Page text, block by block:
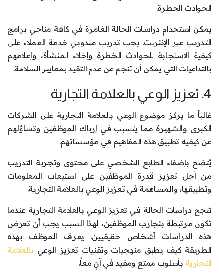
الحوادث الخطرة.
يمكن استخدام دراسات الحالة الغامرة في كافة مناحي برامج
التدريب عبر الإنترنت. يجب تدريب مندوبي خدمة العملاء على
كيفية الاستجابة للحوادث الخطرة وإخلاء المنشأة، وإعلامهم
بالتداعيات التي يمكن أن تنجم عن عدم التقيد بمعايير السلامة.
4. تعزيز الوعي بالعلامة التجارية
غالباً ما يركز موضوع الوعي بالعلامة التجارية على الشركات
الكبرى والشهيرة مما يتسبب في إرباك الموظفين وتساؤلهم
عن كيفية تطبيق هذه المفاهيم في مؤسساتهم.
يُنصَح بإضفاء الطابع الشخصي على محتوى وتجربة التدريب
من أجل تعزيز قدرة الموظفين على استيعاب المعلومات
وتطبيقها، والمساهمة في تعزيز الوعي بالعلامة التجارية.
تنجح دراسات الحالة في تعزيز الوعي بالعلامة التجارية عندما
تكون مرتبطة بتجارب الموظفين، لهذا السبب يجب أن تعرض
هذه الدراسات أشخاص حقيقيين. يعرف الموظف بهذه
الطريقة كيف يطبق منهجيات وتقنيات تعزيز الوعي بالعلامة
التجارية بأسلوب ممتع ومفيد في آنٍ معاً.